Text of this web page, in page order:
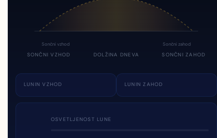
Sončni vzhod Sončni zahod
SONČNI VZHOD DOLŽINA DNEVA SONČNI ZAHOD
LUNIN VZHOD LUNIN ZAHOD
OSVETLJENOST LUNE